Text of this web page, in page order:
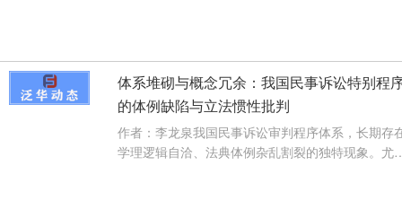
体系堆砌与概念冗余：我国民事诉讼特别程
的体例缺陷与立法惯性批判
作者：李龙泉我国民事诉讼审判程序体系，长期存
学理逻辑自洽、法典体例杂乱割裂的独特现象。尤